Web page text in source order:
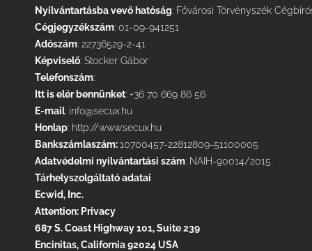
Nyilvántartásba vevő hatóság: Fővárosi Törvényszék
Cégjegyzékszám: 01-09-941251
Adószám: 22736529-2-41
Képviselő: Stocker Gábor
Telefonszám:
Itt is elér bennünket: +36 70 669 86 56
E-mail: info@secux.hu
Honlap: http://www.secux.hu
Bankszámlaszám:10700457-22812809-51100005
Adatvédelmi nyilvántartási szám: NAIH-90014/2015.
Tárhelyszolgáltató adatai
Ecwid, Inc.
Attention: Privacy
687 S. Coast Highway 101, Suite 239
Encinitas, California 92024 USA